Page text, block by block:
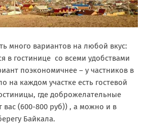
много вариантов на любой вкус:
в гостинице со всеми удобствами
поэкономичнее – у частников в
на каждом участке есть гостевой
где доброжелательные
вас (600-800 руб)) , а можно и в
Байкала.